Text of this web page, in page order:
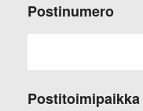
Postinumero
Postitoimipaikka